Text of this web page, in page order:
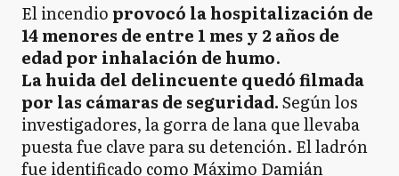
El incendio provocó la hospitalización de
14 menores de entre 1 mes y 2 años de
edad por inhalación de humo.
La huida del delincuente quedó filmada
por las cámaras de seguridad.Según los
investigadores, la gorra de lana que llevaba
puesta fue clave para su detención. El ladrón
fue identificado como Máximo Damián